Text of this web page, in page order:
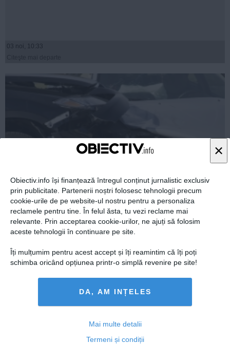
×
Obiectiv.info își finanțează întregul conținut jurnalistic exclusiv
prin publicitate. Partenerii noștri folosesc tehnologii precum
cookie-urile de pe website-ul nostru pentru a personaliza
reclamele pentru tine. În felul ăsta, tu vezi reclame mai
relevante. Prin acceptarea cookie-urilor, ne ajuți să folosim
aceste tehnologii în continuare pe site.
Îți mulțumim pentru acest accept și îți reamintim că îți poți
schimba oricând opțiunea printr-o simplă revenire pe site!
DA, AM INȚELES
Mai multe detalii
Termeni și condiții
03 noi, 10:33
Guvernul a adoptat hotărârea privind stabilirea tarifelor
RCA
Citeşte mai departe